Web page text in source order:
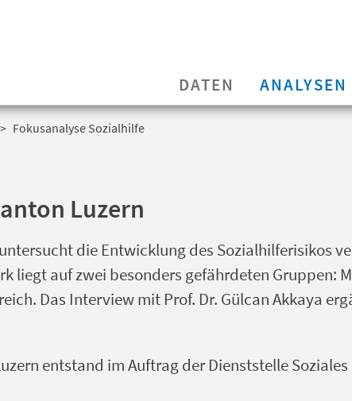
DATEN ANALYSEN
Fokusanalyse Sozialhilfe
Luzern
die Entwicklung des Sozialhilferisikos
liegt auf zwei besonders gefährdeten Gruppen:
Das Interview mit Prof. Dr. Gülcan Akkaya
entstand im Auftrag der Dienststelle Soziales